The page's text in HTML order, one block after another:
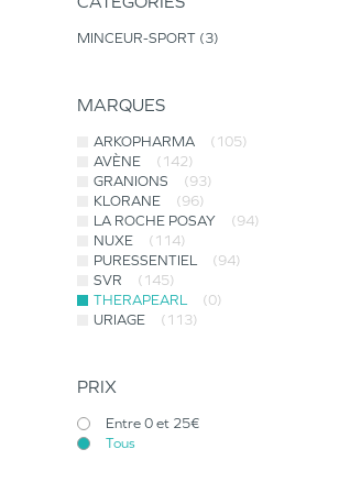
MINCEUR-SPORT 3
MARQUES
ARKOPHARMA
(105)
AVÈNE
(142)
GRANIONS
(93)
KLORANE
(96)
LA ROCHE POSAY
(94)
NUXE
(114)
PURESSENTIEL
(94)
SVR
(145)
THERAPEARL
(0)
URIAGE
(113)
PRIX
Entre 0 et 25€
Tous